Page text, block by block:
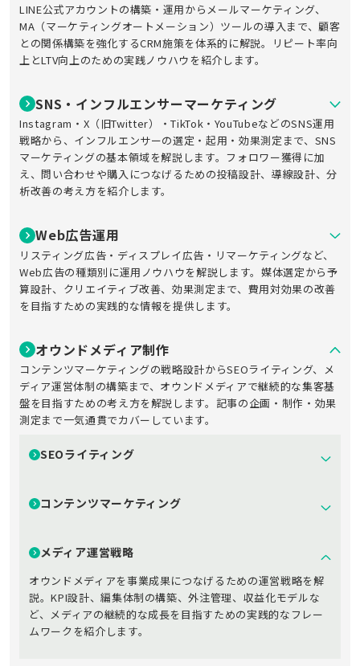
LINE公式アカウントの構築・運用からメールマーケティング、
MA（マーケティングオートメーション）ツールの導入まで、顧客
との関係構築を強化するCRM施策を体系的に解説。リピート率向
上とLTV向上のための実践ノウハウを紹介します。
SNS・インフルエンサーマーケティング
Instagram・X（旧Twitter）・TikTok・YouTubeなどのSNS運用
戦略から、インフルエンサーの選定・起用・効果測定まで、SNS
マーケティングの基本領域を解説します。フォロワー獲得に加
え、問い合わせや購入につなげるための投稿設計、導線設計、分
析改善の考え方を紹介します。
Web広告運用
リスティング広告・ディスプレイ広告・リマーケティングなど、
Web広告の種類別に運用ノウハウを解説します。媒体選定から予
算設計、クリエイティブ改善、効果測定まで、費用対効果の改善
を目指すための実践的な情報を提供します。
オウンドメディア制作
コンテンツマーケティングの戦略設計からSEOライティング、メ
ディア運営体制の構築まで、オウンドメディアで継続的な集客基
盤を目指すための考え方を解説します。記事の企画・制作・効果
測定まで一気通貫でカバーしています。
SEOライティング
コンテンツマーケティング
メディア運営戦略
オウンドメディアを事業成果につなげるための運営戦略を解
説。KPI設計、編集体制の構築、外注管理、収益化モデルな
ど、メディアの継続的な成長を目指すための実践的なフレー
ムワークを紹介します。